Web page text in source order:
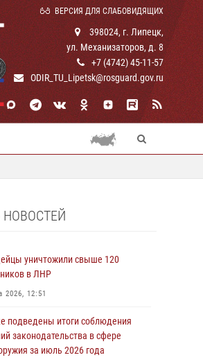
ВЕРСИЯ ДЛЯ СЛАБОВИДЯЩИХ
398024, г. Липецк,
ул. Механизаторов, д. 8
+7 (4742) 45-11-57
ODIR_TU_Lipetsk@rosguard.gov.ru
НОВОСТЕЙ
уничтожили свыше 120
в ЛНР
2026, 12:51
подведены итоги соблюдения
законодательства в сфере
за июль 2026 года